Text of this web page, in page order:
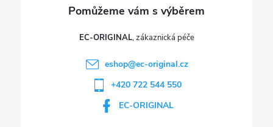
EC-ORIGINAL
eshop@ec-original.cz
+420 722 544 550
EC-ORIGINAL